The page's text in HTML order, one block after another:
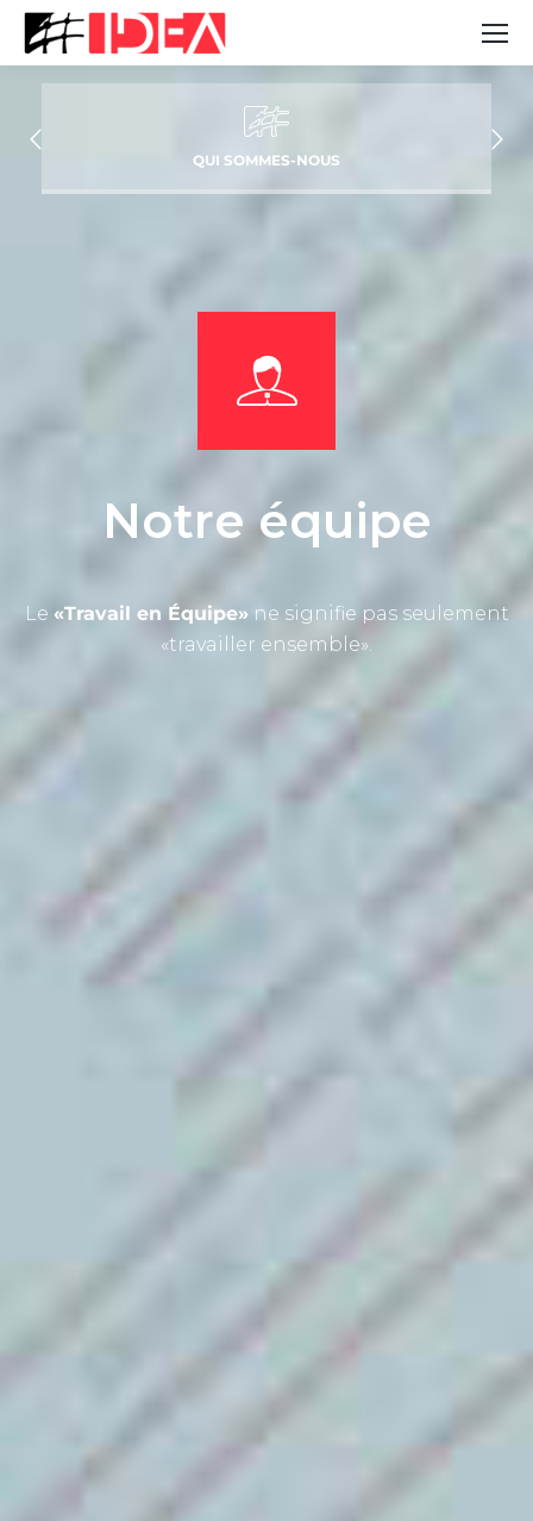
QUI SOMMES-NOUS
Notre équipe
Le «Travail en Équipe»ne signifie pas seulement
«travailler ensemble».